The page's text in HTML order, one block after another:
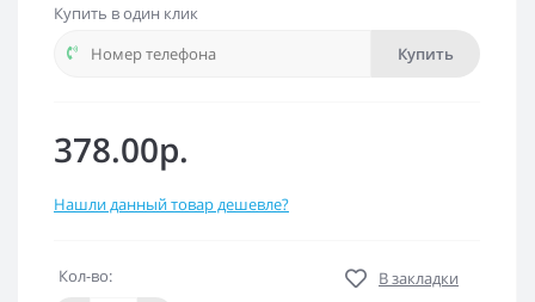
Купить в один клик
Купить
378.00р.
Нашли данный товар дешевле?
Кол-во:
В закладки